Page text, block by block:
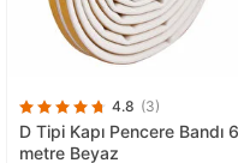
4.8 (3)
D Tipi Kapı Pencere Bandı 6
metre Beyaz